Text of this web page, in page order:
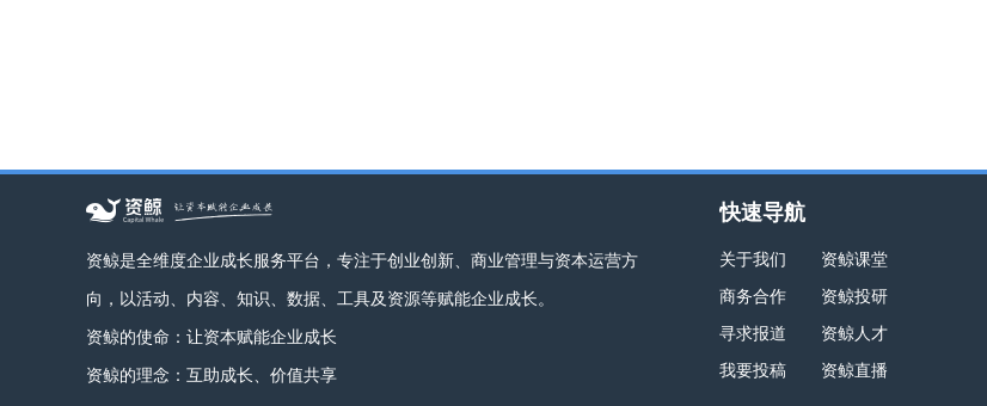
资鲸是全维度企业成长服务平台，专注于创业创新、商业管理与资本运营方
向，以活动、内容、知识、数据、工具及资源等赋能企业成长。
资鲸的使命：让资本赋能企业成长
资鲸的理念：互助成长、价值共享
快速导航
关于我们
商务合作
寻求报道
我要投稿
资鲸课堂
资鲸投研
资鲸人才
资鲸直播